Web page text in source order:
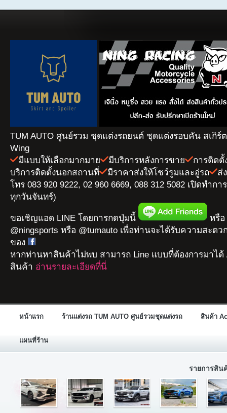
TUM AUTO ศูนย์รวม ชุดแต่งรถยนต์ ชุดแต่งรอบคัน สเกิร์
Wing
มีแบบให้เลือกมากมาย
มีบริการหลังการขาย
การติดตั้
บริการติดตั้งนอกสถานที่
มีราคาส่งให้โชว์รูมและอู่รถ
ส่
โทร 083 920 9222, 02 960 6669, 088 312 5082 เปิดทำก
ทุกวันจันทร์)
ขอเชิญแอด LINE โดยการกดปุ่มนี้
หรือ
@ningsports หรือ @tumauto เพื่อท่านจะได้รับความสะดว
ของ
หากท่านหาสินค้าไม่พบ สามารถ Line แบบที่ต้องการมาได้
สินค้า อ่านรายละเอียดที่นี่
หน้าแรก ร้านแต่งรถ TUM AUTO ศูนย์รวมชุดแต่งรถ สินค้า
แผนที่ร้าน
รายการสิน